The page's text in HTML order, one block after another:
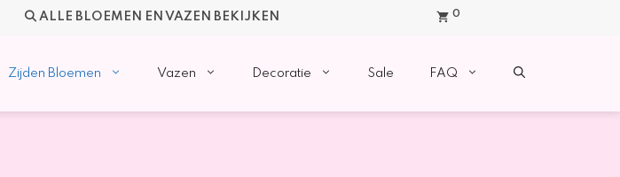
ALLE BLOEMEN EN VAZEN BEKIJKEN 0
Zijden Bloemen Vazen Decoratie Sale FAQ